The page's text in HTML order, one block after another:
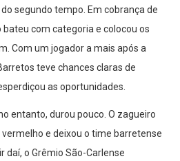
segundo tempo. Em cobrança de
bateu com categoria e colocou os
Com um jogador a mais após a
teve chances claras de
as oportunidades.
entanto, durou pouco. O zagueiro
e deixou o time barretense
daí, o Grêmio São-Carlense